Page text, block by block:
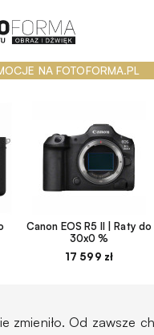
NA FOTOFORMA.PL
Canon EOS R5 II | Raty do
30x0 %
17 599 zł
zmieniło. Od zawsze